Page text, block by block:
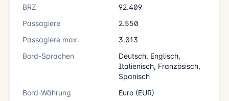
BRZ
92.409
Passagiere
2.550
Passagiere max.
3.013
Bord-Sprachen
Deutsch, Englisch,
Italienisch, Französisch,
Spanisch
Bord-Währung
Euro (EUR)